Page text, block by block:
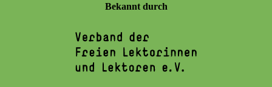
Bekannt durch